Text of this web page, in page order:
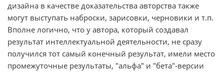
дизайна в качестве доказательства авторства также
могут выступать наброски, зарисовки, черновики и т.п.
Вполне логично, что у автора, который создавал
результат интеллектуальной деятельности, не сразу
получился тот самый конечный результат, имели место
промежуточные результаты, "альфа" и "бета"-версии